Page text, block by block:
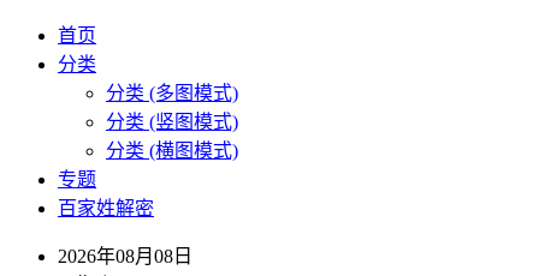
首页
分类
分类 (多图模式)
分类 (竖图模式)
分类 (横图模式)
专题
百家姓解密
2026年08月08日